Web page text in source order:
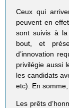
Ceux qui
peuvent en
sont suivis à la
bout, et
d’innovation
privilégie aussi
les candidats
etc). En
Les prêts